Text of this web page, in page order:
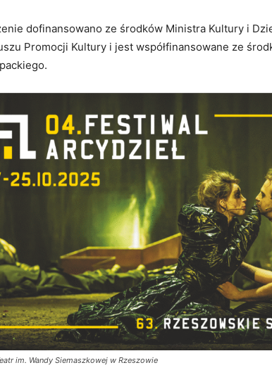
dofinansowano ze środków Ministra Kultury i
Promocji Kultury i jest współfinansowane ze
im. Wandy Siemaszkowej w Rzeszowie